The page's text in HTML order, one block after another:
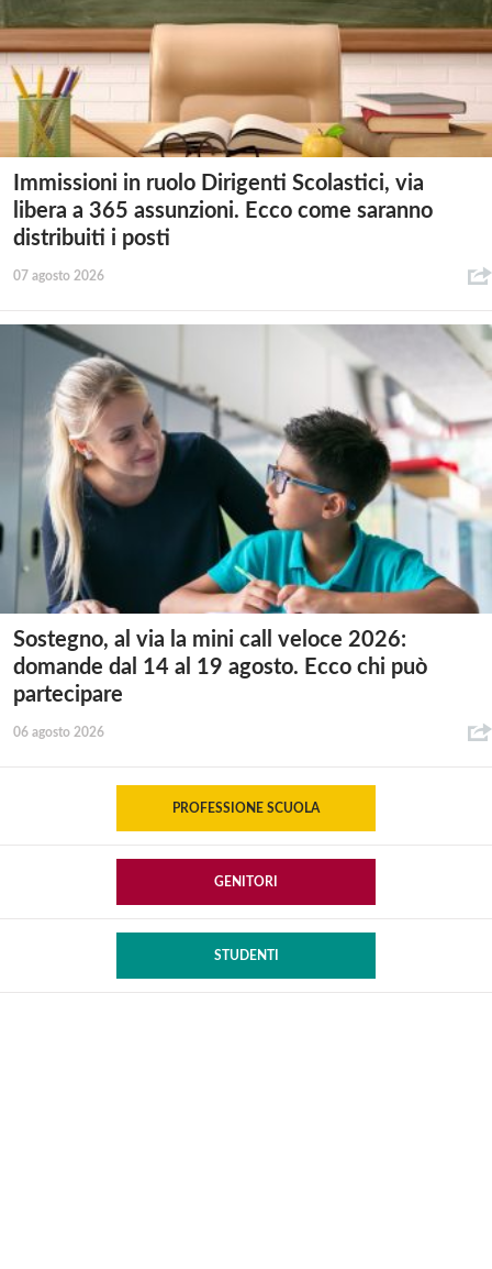
Immissioni in ruolo Dirigenti Scolastici, via
libera a 365 assunzioni. Ecco come saranno
distribuiti i posti
07 agosto 2026
Sostegno, al via la mini call veloce 2026:
domande dal 14 al 19 agosto. Ecco chi può
partecipare
06 agosto 2026
PROFESSIONE SCUOLA
GENITORI
STUDENTI